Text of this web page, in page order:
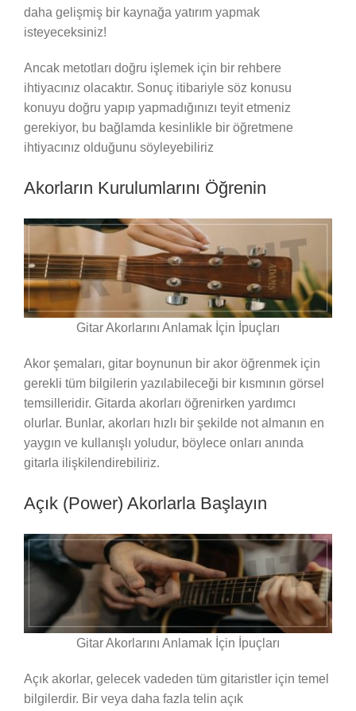
daha gelişmiş bir kaynağa yatırım yapmak
isteyeceksiniz!
Ancak metotları doğru işlemek için bir rehbere
ihtiyacınız olacaktır. Sonuç itibariyle söz konusu
konuyu doğru yapıp yapmadığınızı teyit etmeniz
gerekiyor, bu bağlamda kesinlikle bir öğretmene
ihtiyacınız olduğunu söyleyebiliriz
Akorların Kurulumlarını Öğrenin
Gitar Akorlarını Anlamak İçin İpuçları
Akor şemaları, gitar boynunun bir akor öğrenmek için
gerekli tüm bilgilerin yazılabileceği bir kısmının görsel
temsilleridir. Gitarda akorları öğrenirken yardımcı
olurlar. Bunlar, akorları hızlı bir şekilde not almanın en
yaygın ve kullanışlı yoludur, böylece onları anında
gitarla ilişkilendirebiliriz.
Açık (Power) Akorlarla Başlayın
Gitar Akorlarını Anlamak İçin İpuçları
Açık akorlar, gelecek vadeden tüm gitaristler için temel
bilgilerdir. Bir veya daha fazla telin açık